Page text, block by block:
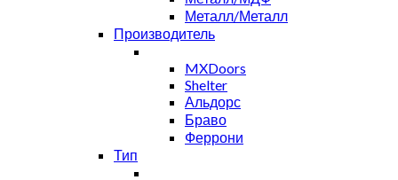
Металл/Металл
Производитель
MXDoors
Shelter
Альдорс
Браво
Феррони
Тип